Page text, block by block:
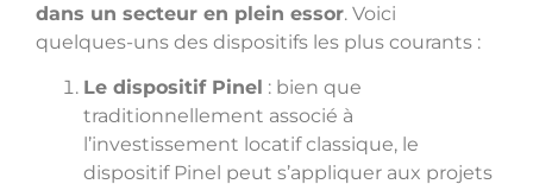
dans un secteur en plein essor. Voici
quelques-uns des dispositifs les plus courants :
Le dispositif Pinel : bien que
traditionnellement associé à
l’investissement locatif classique, le
dispositif Pinel peut s’appliquer aux projets